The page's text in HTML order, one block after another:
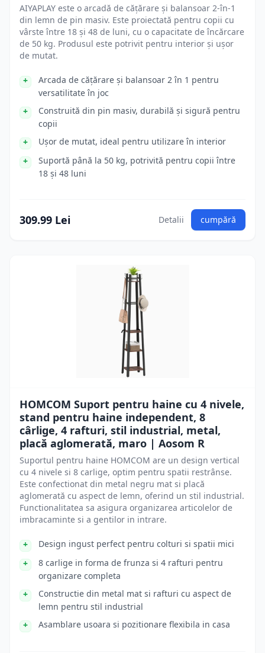
AIYAPLAY este o arcadă de cățărare și balansoar 2-în-1
din lemn de pin masiv. Este proiectată pentru copii cu
vârste între 18 și 48 de luni, cu o capacitate de încărcare
de 50 kg. Produsul este potrivit pentru interior și ușor
de mutat.
Arcada de cățărare și balansoar 2 în 1 pentru
versatilitate în joc
Construită din pin masiv, durabilă și sigură pentru
copii
Ușor de mutat, ideal pentru utilizare în interior
Suportă până la 50 kg, potrivită pentru copii între
18 și 48 luni
309.99 Lei Detalii cumpără
HOMCOM Suport pentru haine cu 4 nivele,
stand pentru haine independent, 8
cârlige, 4 rafturi, stil industrial, metal,
placă aglomerată, maro | Aosom R
Suportul pentru haine HOMCOM are un design vertical
cu 4 nivele si 8 carlige, optim pentru spatii restrânse.
Este confectionat din metal negru mat si placă
aglomerată cu aspect de lemn, oferind un stil industrial.
Functionalitatea sa asigura organizarea articolelor de
imbracaminte si a gentilor in intrare.
Design ingust perfect pentru colturi si spatii mici
8 carlige in forma de frunza si 4 rafturi pentru
organizare completa
Constructie din metal mat si rafturi cu aspect de
lemn pentru stil industrial
Asamblare usoara si pozitionare flexibila in casa